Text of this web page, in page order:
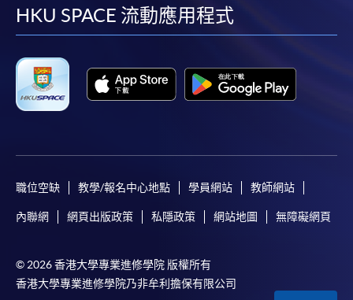
facebook
youtube
linkedin
HKU SPACE 流動應用程式
職位空缺 教學/報名中心地點 學員網站 教師網站
內聯網 網頁出版政策 私隱政策 網站地圖 無障礙網頁
© 2026 香港大學專業進修學院 版權所有
香港大學專業進修學院乃非牟利擔保有限公司